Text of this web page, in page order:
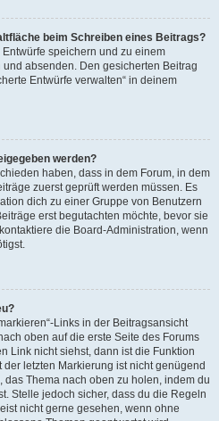
beim Schreiben eines Beitrags?
speichern und zu einem
absenden. Den gesicherten Beitrag
Entwürfe verwalten“ in deinem
werden?
haben, dass in dem Forum, in dem
zuerst geprüft werden müssen. Es
dich zu einer Gruppe von Benutzern
erst begutachten möchte, bevor sie
die Board-Administration, wenn
Links in der Beitragsansicht
oben auf die erste Seite des Forums
Link nicht siehst, dann ist die Funktion
letzten Markierung ist nicht genügend
Thema nach oben zu holen, indem du
Stelle jedoch sicher, dass du die Regeln
nicht gerne gesehen, wenn ohne